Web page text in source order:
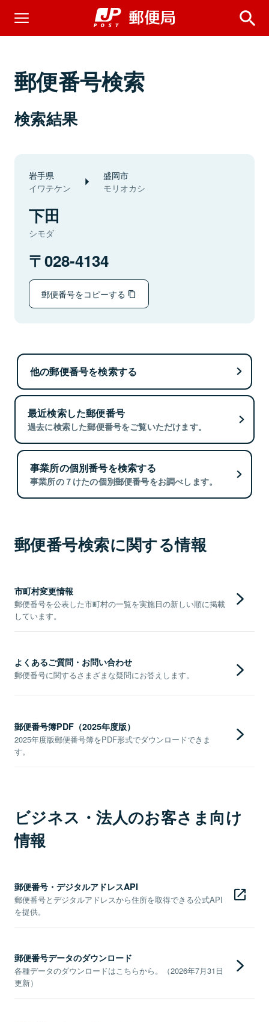
郵便番号検索
検索結果
岩手県
イワテケン
盛岡市
モリオカシ
下田
シモダ
028-4134
郵便番号をコピーする
他の郵便番号を検索する
最近検索した郵便番号
過去に検索した郵便番号をご覧いただけます。
事業所の個別番号を検索する
事業所の７けたの個別郵便番号をお調べします。
郵便番号検索に関する情報
市町村変更情報
郵便番号を公表した市町村の一覧を実施日の新しい順に掲載
しています。
よくあるご質問・お問い合わせ
郵便番号に関するさまざまな疑問にお答えします。
郵便番号簿PDF（2025年度版）
2025年度版郵便番号簿をPDF形式でダウンロードできま
す。
ビジネス・法人のお客さま向け
情報
郵便番号・デジタルアドレスAPI
郵便番号とデジタルアドレスから住所を取得できる公式API
を提供。
郵便番号データのダウンロード
各種データのダウンロードはこちらから。（2026年7月31日
更新）